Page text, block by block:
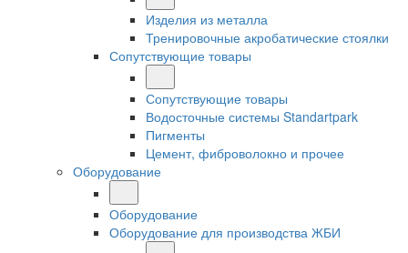
Изделия из металла
Тренировочные акробатические стоялки
Сопутствующие товары
Сопутствующие товары
Водосточные системы Standartpark
Пигменты
Цемент, фиброволокно и прочее
Оборудование
Оборудование
Оборудование для производства ЖБИ